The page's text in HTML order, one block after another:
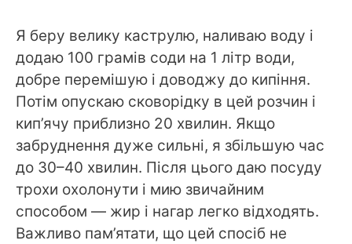
Я беру велику каструлю, наливаю воду і
додаю 100 грамів соди на 1 літр води,
добре перемішую і доводжу до кипіння.
Потім опускаю сковорідку в цей розчин і
кип’ячу приблизно 20 хвилин. Якщо
забруднення дуже сильні, я збільшую час
до 30–40 хвилин. Після цього даю посуду
трохи охолонути і мию звичайним
способом — жир і нагар легко відходять.
Важливо пам’ятати, що цей спосіб не